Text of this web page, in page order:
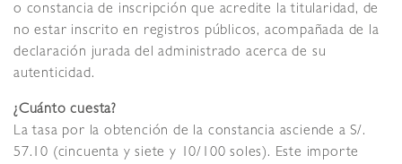
o constancia de inscripción que acredite la titularidad, de
no estar inscrito en registros públicos, acompañada de la
declaración jurada del administrado acerca de su
autenticidad.
¿Cuánto cuesta?
La tasa por la obtención de la constancia asciende a S/.
57.10 (cincuenta y siete y 10/100 soles). Este importe